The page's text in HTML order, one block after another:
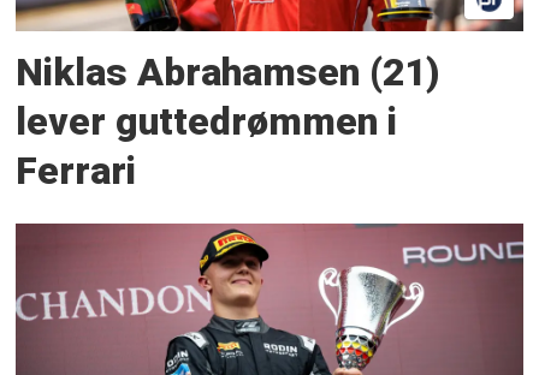
Niklas Abrahamsen (21)
lever guttedrømmen i
Ferrari